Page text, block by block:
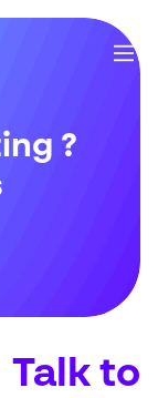
?
Talk to